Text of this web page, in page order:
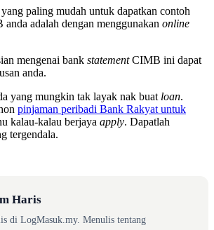
paling mudah untuk dapatkan contoh
adalah dengan menggunakan online
mengenai bank statementCIMB ini dapat
anda.
yang mungkin tak layak nak buat loan.
pinjaman peribadi Bank Rakyat untuk
kalau-kalau berjaya apply. Dapatlah
tergendala.
Haris
di LogMasuk.my. Menulis tentang